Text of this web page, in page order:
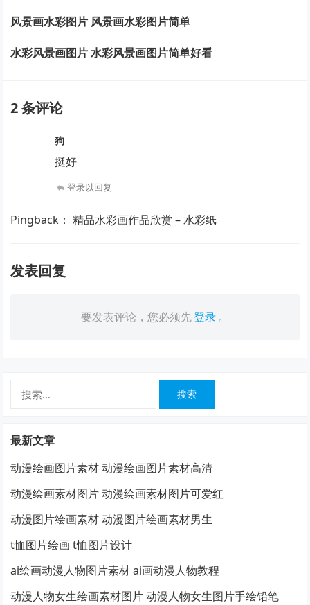
风景画水彩图片 风景画水彩图片简单
水彩风景画图片 水彩风景画图片简单好看
2 条评论
狗
挺好
登录以回复
Pingback： 精品水彩画作品欣赏 – 水彩纸
发表回复
要发表评论，您必须先登录。
最新文章
动漫绘画图片素材 动漫绘画图片素材高清
动漫绘画素材图片 动漫绘画素材图片可爱红
动漫图片绘画素材 动漫图片绘画素材男生
t恤图片绘画 t恤图片设计
ai绘画动漫人物图片素材 ai画动漫人物教程
动漫人物女生绘画素材图片 动漫人物女生图片手绘铅笔